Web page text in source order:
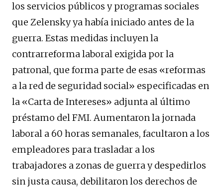
los servicios públicos y programas sociales
que Zelensky ya había iniciado antes de la
guerra. Estas medidas incluyen la
contrarreforma laboral exigida por la
patronal, que forma parte de esas «reformas
a la red de seguridad social» especificadas en
la «Carta de Intereses» adjunta al último
préstamo del FMI. Aumentaron la jornada
laboral a 60 horas semanales, facultaron a los
empleadores para trasladar a los
trabajadores a zonas de guerra y despedirlos
sin justa causa, debilitaron los derechos de